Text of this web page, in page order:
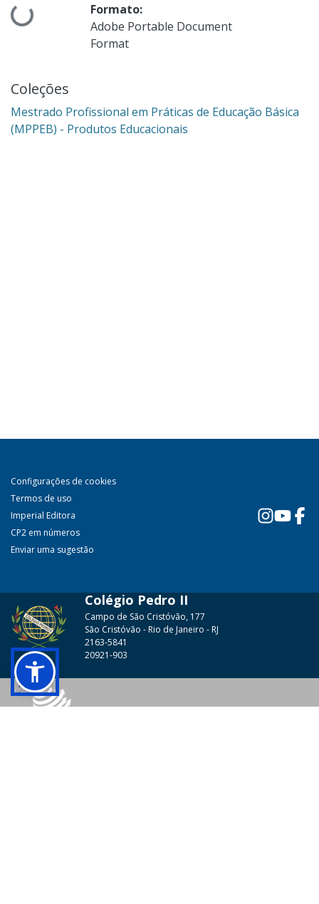
Carregando...
Formato:
Adobe Portable Document
Format
Coleções
Mestrado Profissional em Práticas de Educação Básica
(MPPEB) - Produtos Educacionais
Configurações de cookies
Termos de uso
Imperial Editora
CP2 em números
Enviar uma sugestão
Colégio Pedro II
Campo de São Cristóvão, 177
São Cristóvão - Rio de Janeiro - RJ
2163-5841
20921-903